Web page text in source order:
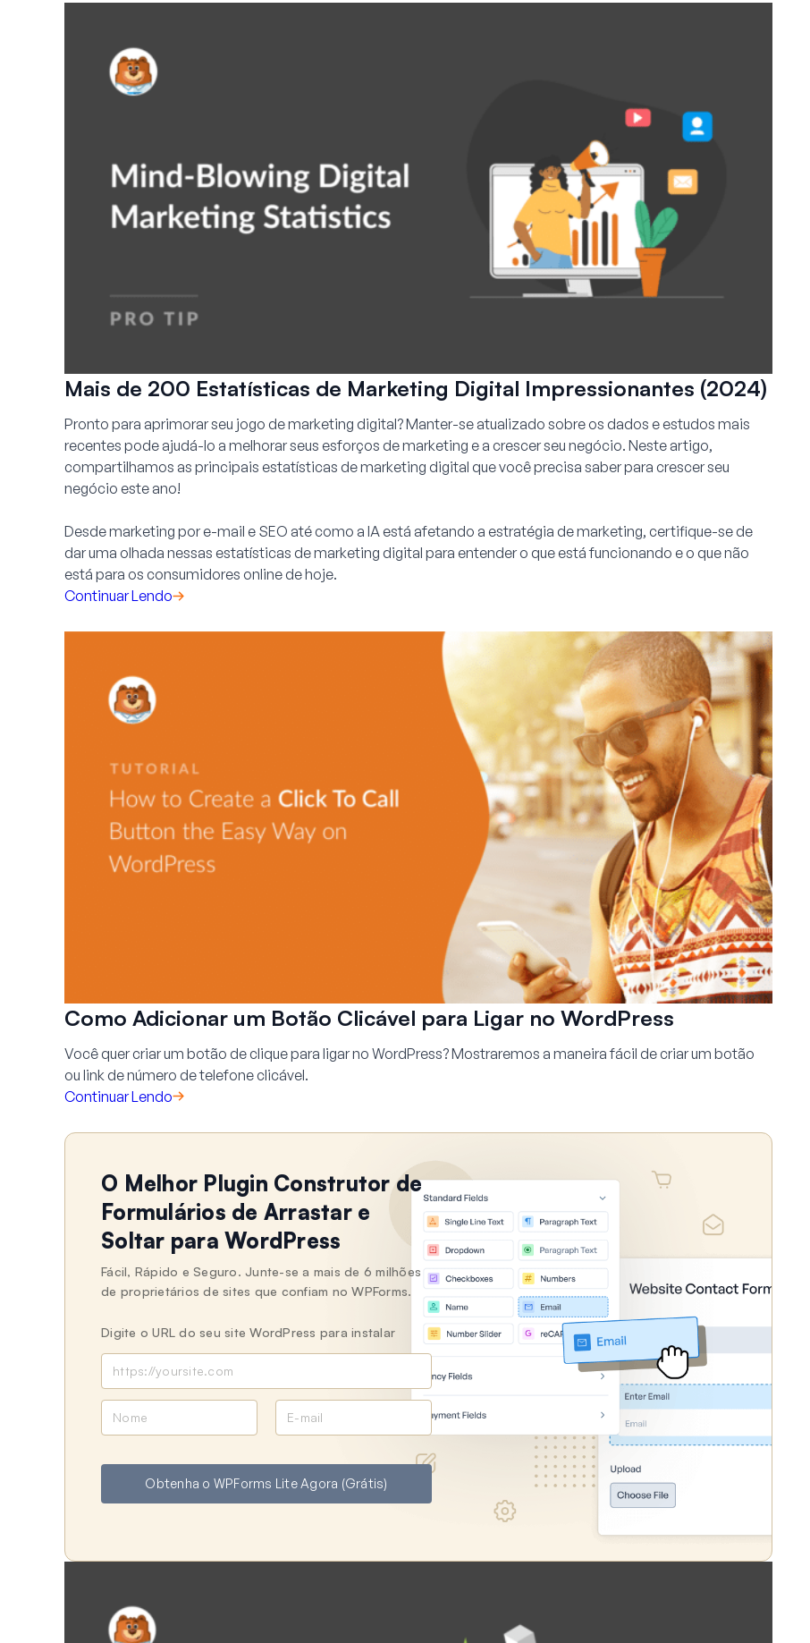
Mais de 200 Estatísticas de Marketing Digital Impressionantes (2024)
Pronto para aprimorar seu jogo de marketing digital? Manter-se atualizado sobre os dados e estudos mais
recentes pode ajudá-lo a melhorar seus esforços de marketing e a crescer seu negócio. Neste artigo,
compartilhamos as principais estatísticas de marketing digital que você precisa saber para crescer seu
negócio este ano!
Desde marketing por e-mail e SEO até como a IA está afetando a estratégia de marketing, certifique-se de
dar uma olhada nessas estatísticas de marketing digital para entender o que está funcionando e o que não
está para os consumidores online de hoje.
Continuar Lendo
Como Adicionar um Botão Clicável para Ligar no WordPress
Você quer criar um botão de clique para ligar no WordPress? Mostraremos a maneira fácil de criar um botão
ou link de número de telefone clicável.
Continuar Lendo
O Melhor Plugin Construtor de
Formulários de Arrastar e
Soltar para WordPress
Fácil, Rápido e Seguro. Junte-se a mais de 6 milhões
de proprietários de sites que confiam no WPForms.
Digite o URL do seu site WordPress para instalar
e
a
i
l
Obtenha o WPForms Lite Agora (Grátis)